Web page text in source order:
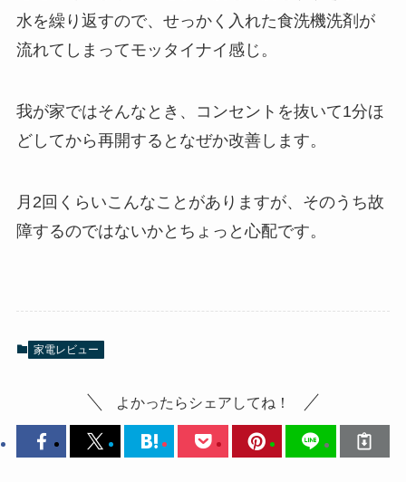
水を繰り返すので、せっかく入れた食洗機洗剤が
流れてしまってモッタイナイ感じ。
我が家ではそんなとき、コンセントを抜いて1分ほ
どしてから再開するとなぜか改善します。
月2回くらいこんなことがありますが、そのうち故
障するのではないかとちょっと心配です。
家電レビュー
よかったらシェアしてね！